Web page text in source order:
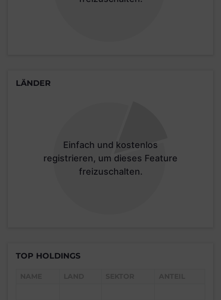
LÄNDER
Einfach und kostenlos
registrieren, um dieses Feature
freizuschalten.
TOP HOLDINGS